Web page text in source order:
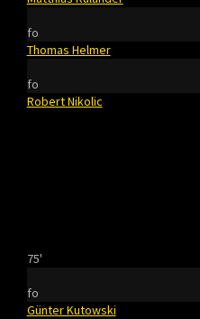
fo
Thomas Helmer
fo
Robert Nikolic
75'
fo
Günter Kutowski